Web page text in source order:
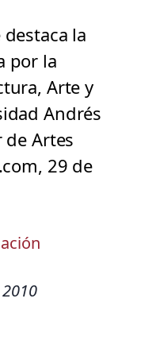
la
por la
Arte y
Andrés
de Artes
29 de